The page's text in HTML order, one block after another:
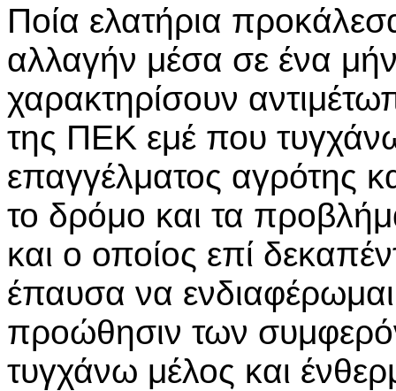
Ποία ελατήρια
αλλαγήν μέσα σε ένα
χαρακτηρίσουν
της ΠΕΚ εμέ που
επαγγέλματος αγρότης
το δρόμο και τα
και ο οποίος επί
έπαυσα να
προώθησιν των
τυγχάνω μέλος και